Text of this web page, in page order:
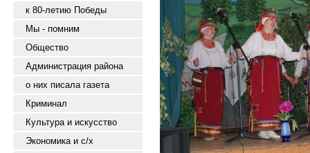
к 80-летию Победы
Мы - помним
Общество
Администрация района
о них писала газета
Криминал
Культура и искусство
Экономика и с/х